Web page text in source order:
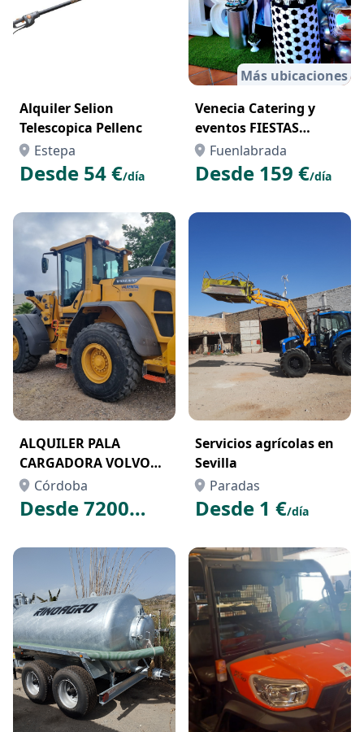
Alquiler Selion
Telescopica Pellenc
Estepa
Desde 54 €/día
Más ubicaciones
Venecia Catering y
eventos FIESTAS
TEMÁTICAS
Fuenlabrada
Desde 159 €/día
ALQUILER PALA
CARGADORA VOLVO
L110G
Córdoba
Desde 7200
Servicios agrícolas en
Sevilla
Paradas
Desde 1 €/día